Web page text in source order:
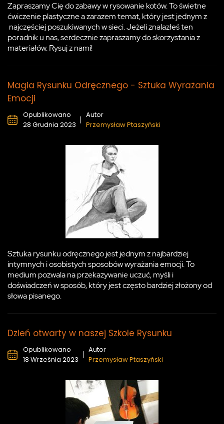
Zapraszamy Cię do zabawy w rysowanie kotów. To świetne
ćwiczenie plastyczne a zarazem temat, który jest jednym z
najczęściej poszukiwanych w sieci. Jeżeli znalazłeś ten
poradnik u nas, serdecznie zapraszamy do skorzystania z
materiałów. Rysuj z nami!
Magia Rysunku Odręcznego - Sztuka Wyrażania
Emocji
Opublikowano
28 Grudnia 2023
Autor
Przemysław Ptaszyński
Sztuka rysunku odręcznego jest jednym z najbardziej
intymnych i osobistych sposobów wyrażania emocji. To
medium pozwala na przekazywanie uczuć, myśli i
doświadczeń w sposób, który jest często bardziej złożony od
słowa pisanego.
Dzień otwarty w naszej Szkole Rysunku
Opublikowano
18 Września 2023
Autor
Przemysław Ptaszyński